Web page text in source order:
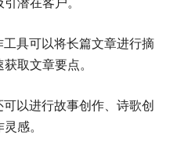
工具可以将长篇文章进行摘
取文章要点。
可以进行故事创作、诗歌创
感。